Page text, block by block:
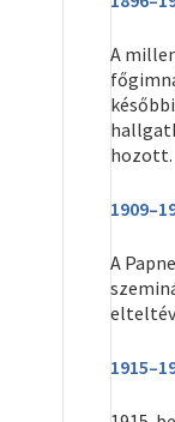
A
hozott.
A